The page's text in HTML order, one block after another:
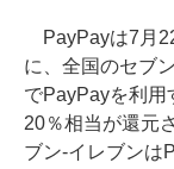
PayPayは7月
に、全国のセブ
でPayPayを利用
20％相当が還元
ブン-イレブンは